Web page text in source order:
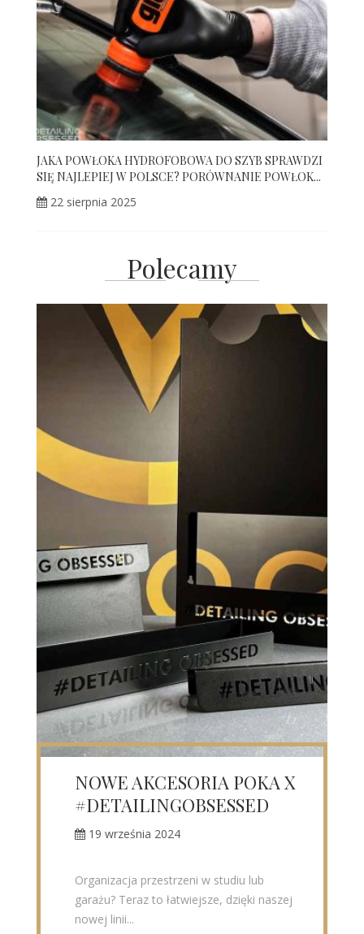
JAKA POWŁOKA HYDROFOBOWA DO SZYB SPRAWDZI
SIĘ NAJLEPIEJ W POLSCE? PORÓWNANIE POWŁOK...
22 sierpnia 2025
Polecamy
NOWE AKCESORIA POKA X
#DETAILINGOBSESSED
19 września 2024
Organizacja przestrzeni w studiu lub
garażu? Teraz to łatwiejsze, dzięki naszej
nowej linii...